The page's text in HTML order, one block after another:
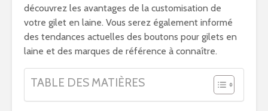
découvrez les avantages de la customisation de
votre gilet en laine. Vous serez également informé
des tendances actuelles des boutons pour gilets en
laine et des marques de référence à connaître.
TABLE DES MATIÈRES